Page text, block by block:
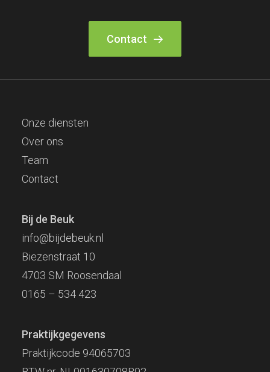
Contact
Onze diensten
Over ons
Team
Contact
Bij de Beuk
info@bijdebeuk.nl
Biezenstraat 10
4703 SM Roosendaal
0165 – 534 423
Praktijkgegevens
Praktijkcode 94065703